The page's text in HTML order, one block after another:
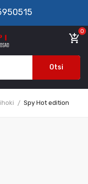
add_shopping_cart
0
Otsi
Spy Hot edition